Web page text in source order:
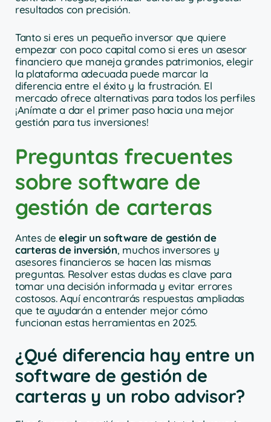
resultados con precisión.
Tanto si eres un pequeño inversor que quiere
empezar con poco capital como si eres un asesor
financiero que maneja grandes patrimonios, elegir
la plataforma adecuada puede marcar la
diferencia entre el éxito y la frustración. El
mercado ofrece alternativas para todos los perfiles
¡Anímate a dar el primer paso hacia una mejor
gestión para tus inversiones!
Preguntas frecuentes
sobre software de
gestión de carteras
Antes deelegir un software de gestión de
carteras de inversión, muchos inversores y
asesores financieros se hacen las mismas
preguntas. Resolver estas dudas es clave para
tomar una decisión informada y evitar errores
costosos. Aquí encontrarás respuestas ampliadas
que te ayudarán a entender mejor cómo
funcionan estas herramientas en 2025.
¿Qué diferencia hay entre un
software de gestión de
carteras y un robo advisor?